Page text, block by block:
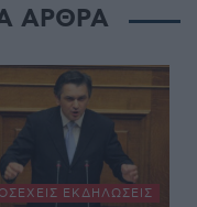
ΑΡΘΡΑ
ΕΚΔΗΛΏΣΕΙΣ